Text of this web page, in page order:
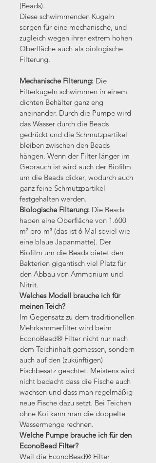
(Beads).
Diese schwimmenden Kugeln
sorgen für eine mechanische, und
zugleich wegen ihrer extrem hohen
Oberfläche auch als biologische
Filterung.
Mechanische Filterung: Die
Filterkugeln schwimmen in einem
dichten Behälter ganz eng
aneinander. Durch die Pumpe wird
das Wasser durch die Beads
gedrückt und die Schmutzpartikel
bleiben zwischen den Beads
hängen. Wenn der Filter länger im
Gebrauch ist wird auch der Biofilm
um die Beads dicker, wodurch auch
ganz feine Schmutzpartikel
festgehalten werden.
Biologische Filterung: Die Beads
haben eine Oberfläche von 1.600
m² pro m³ (das ist 6 Mal soviel wie
eine blaue Japanmatte). Der
Biofilm um die Beads bietet den
Bakterien gigantisch viel Platz für
den Abbau von Ammonium und
Nitrit.
Welches Modell brauche ich für
meinen Teich?
Im Gegensatz zu dem traditionellen
Mehrkammerfilter wird beim
EconoBead® Filter nicht nur nach
dem Teichinhalt gemessen, sondern
auch auf den (zukünftigen)
Fischbesatz geachtet. Meistens wird
nicht bedacht dass die Fische auch
wachsen und dass man regelmäßig
neue Fische dazu setzt. Bei Teichen
ohne Koi kann man die doppelte
Wassermenge rechnen.
Welche Pumpe brauche ich für den
EconoBead Filter?
Weil die EconoBead® Filter